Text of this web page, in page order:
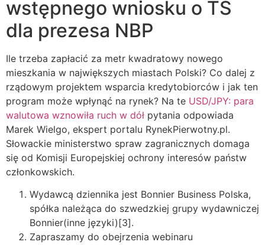
wstępnego wniosku o TS
dla prezesa NBP
Ile trzeba zapłacić za metr kwadratowy nowego
mieszkania w największych miastach Polski? Co dalej z
rządowym projektem wsparcia kredytobiorców i jak ten
program może wpłynąć na rynek? Na te USD/JPY: para
walutowa wznowiła ruch w dół pytania odpowiada
Marek Wielgo, ekspert portalu RynekPierwotny.pl.
Słowackie ministerstwo spraw zagranicznych domaga
się od Komisji Europejskiej ochrony interesów państw
członkowskich.
Wydawcą dziennika jest Bonnier Business Polska,
spółka należąca do szwedzkiej grupy wydawniczej
Bonnier (inne języki)[3].
Zapraszamy do obejrzenia webinaru